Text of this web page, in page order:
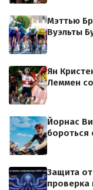
Мэттью
Вуэльты
Ян
Леммен
Йорнас
бороться
Защита
проверка